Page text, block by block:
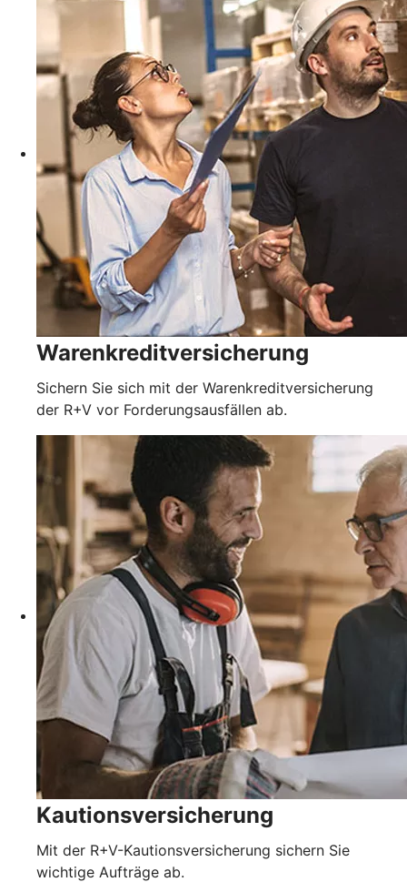
Warenkreditversicherung
Sichern Sie sich mit der Warenkreditversicherung
der R+V vor Forderungsausfällen ab.
Kautionsversicherung
Mit der R+V-Kautionsversicherung sichern Sie
wichtige Aufträge ab.